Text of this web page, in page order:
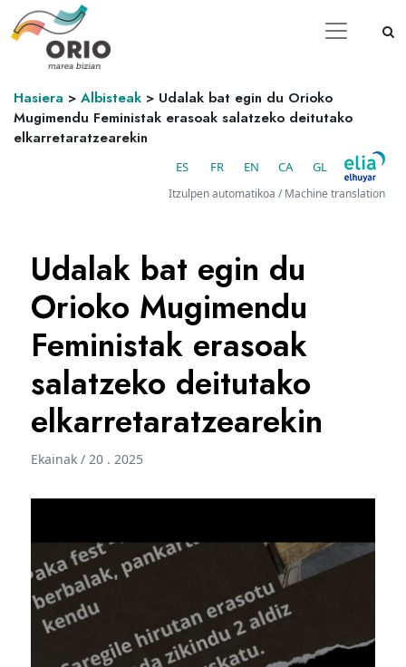
Hasiera > Albisteak > Udalak bat egin du Orioko
Mugimendu Feministak erasoak salatzeko deitutako
elkarretaratzearekin
ES FR EN CA GL
Itzulpen automatikoa / Machine translation
Udalak bat egin du
Orioko Mugimendu
Feministak erasoak
salatzeko deitutako
elkarretaratzearekin
Ekainak / 20 . 2025